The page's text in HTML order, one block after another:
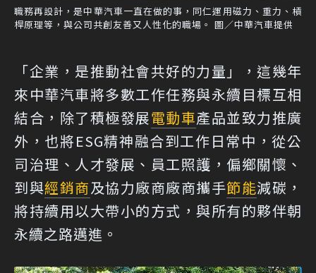
職務再設計，是中華汽車一直在做的事，同仁運用磁力、重力、槓
桿原理等，與公司共創友善又人性化的職場。 圖／中華汽車提供
「企業，是推動社會共好的力量」，這幾年
來中華汽車將多數工作任務與永續目標互相
結合，除了積極發展電動車產品並致力推廣
外，也將ESG精神融合到工作日常中，從公
司治理、人才發展、員工照護，偏鄉關懷、
到與經銷商及協力廠商廠商攜手節能減碳，
將持續用以大帶小的方式，與所有的夥伴朝
永續之路邁進。